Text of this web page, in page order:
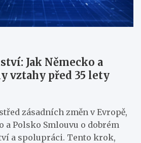
Jak Německo a
vztahy před 35 lety
zásadních změn v Evropě,
a Polsko Smlouvu o dobrém
a spolupráci. Tento krok,